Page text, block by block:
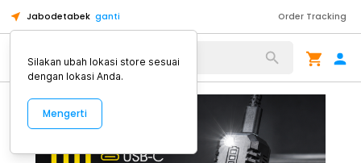
Jabodetabek ganti Order Tracking
Alat Kopi
Silakan ubah lokasi store sesuai
dengan lokasi Anda.
Mengerti